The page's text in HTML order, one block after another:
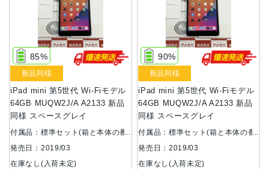
iPad mini 第5世代 Wi-Fiモデル
64GB MUQW2J/A A2133 新品
同様 スペースグレイ
85%
新品同様
付属品：標準セット(箱と本体の番
号が異なります。)
発売日：2019/03
在庫なし(入荷未定)
iPad mini 第5世代 Wi-Fiモデル
64GB MUQW2J/A A2133 新品
同様 スペースグレイ
90%
新品同様
付属品：標準セット(箱と本体の番
号が異なります。)
発売日：2019/03
在庫なし(入荷未定)